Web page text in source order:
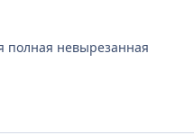
полная невырезанная